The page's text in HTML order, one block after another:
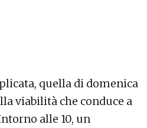
quella di domenica
viabilità che conduce a
alle 10, un